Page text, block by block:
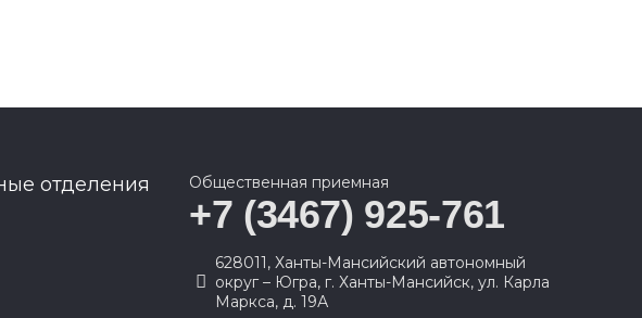
отделения Общественная приемная
+7 (3467) 925-761
628011, Ханты-Мансийский автономный
округ – Югра, г. Ханты-Мансийск, ул. Карла
Маркса, д. 19А